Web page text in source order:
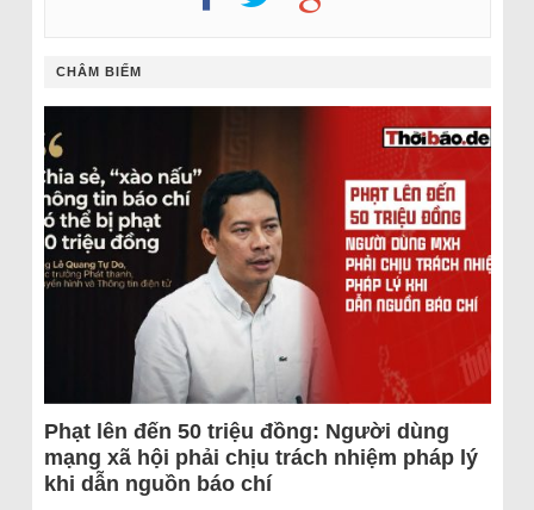
CHÂM BIẾM
Phạt lên đến 50 triệu đồng: Người dùng
mạng xã hội phải chịu trách nhiệm pháp lý
khi dẫn nguồn báo chí